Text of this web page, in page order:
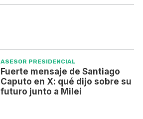
ASESOR PRESIDENCIAL
Fuerte mensaje de Santiago
Caputo en X: qué dijo sobre su
futuro junto a Milei